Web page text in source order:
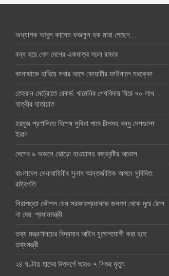
অধ্যাপক আবুল কাসেম ফজলুল হক মারা গেছেন….
বন্ধ হয়ে গেল দেশের একমাত্র সচল রাডার
কানাডাকে হারিয়ে সবার আগে কোয়ার্টার ফাইনালে মরক্কো
তেহরান মেট্রোতে রেকর্ড: খামেনির শেষবিদায় ঘিরে ৭০ লাখ
যাত্রীর যাতায়াত
হরমুজ প্রণালিতে বিশেষ সুবিধা পাবে চীনসহ বন্ধু দেশগুলো:
ইরান
দেশের ৯ অঞ্চলে ঝোড়ো হাওয়াসহ বজ্রবৃষ্টির আভাস
বাংলাদেশ সেনাবাহিনীর সুনাম আন্তর্জাতিক অঙ্গনে সুবিদিত:
রাষ্ট্রপতি
নিরাপত্তা কৌশল যেন সরকারপ্রধানকে জনগণ থেকে দূরে ঠেলে
না দেয়: প্রধানমন্ত্রী
তথ্য মন্ত্রণালয়ের বিদ্যমান আইন যুগোপযোগী করা হবে:
তথ্যমন্ত্রী
২৪ ঘণ্টায় হামের উপসর্গে আরও ৭ শিশুর মৃত্যু